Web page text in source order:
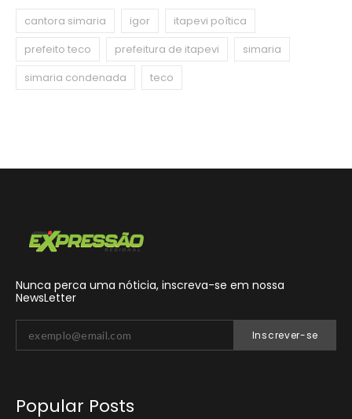
cantora simaria igor
itapevi poítica
prefeito teco
prefeitura de itapevi
simaria
simaria condenada
teco
Nunca perca uma nóticia, inscreva-se em nossa
NewsLetter
Inscrever-se
Popular Posts